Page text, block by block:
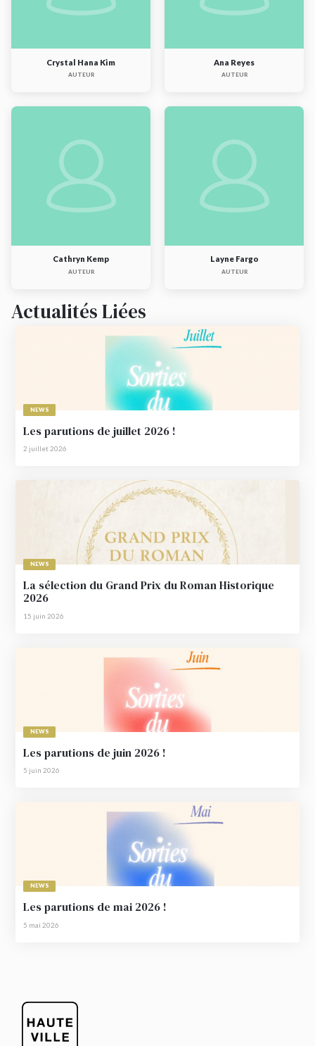
Crystal Hana Kim
AUTEUR
Ana Reyes
AUTEUR
Cathryn Kemp
AUTEUR
Layne Fargo
AUTEUR
Actualités Liées
NEWS
Les parutions de juillet 2026 !
2 juillet 2026
NEWS
La sélection du Grand Prix du Roman Historique
2026
15 juin 2026
NEWS
Les parutions de juin 2026 !
5 juin 2026
NEWS
Les parutions de mai 2026 !
5 mai 2026